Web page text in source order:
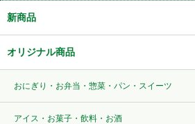
新商品
オリジナル商品
おにぎり・お弁当・惣菜・パン・スイーツ
アイス・お菓子・飲料・お酒